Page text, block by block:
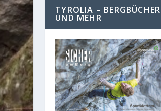
TYROLIA – BERGBÜCHER
UND MEHR